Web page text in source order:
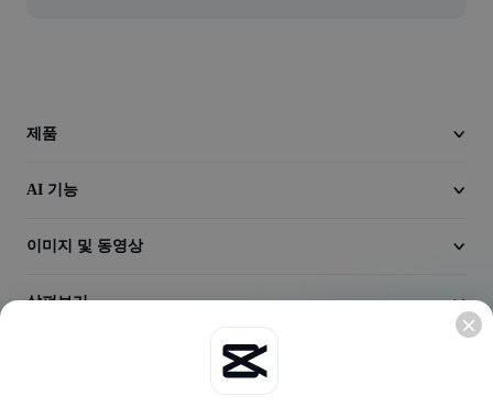
동영상 길이 다듬기
제품
AI 기능
이미지 및 동영상
살펴보기